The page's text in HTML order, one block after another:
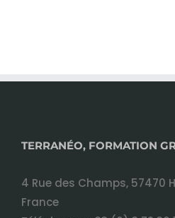
TERRANÉO, FORMATION
4 Rue des Champs, 57470
France